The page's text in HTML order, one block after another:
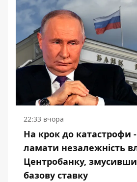
22:33 вчора
На крок до катастрофи
ламати незалежність
Центробанку,
базову ставку